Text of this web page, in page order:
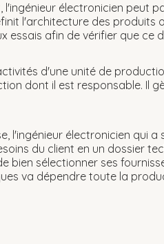
électronicien peut
l'architecture des produits
essais afin de vérifier que ce
d'une unité de
dont il est responsable. Il
l'ingénieur électronicien qui
du client en un dossier
bien sélectionner ses
va dépendre toute la